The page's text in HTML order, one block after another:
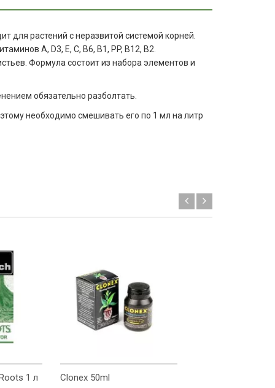
для растений с неразвитой системой корней.
А, D3, E, C, B6, B1, PP, B12, B2.
Формула состоит из набора элементов и
обязательно разболтать.
необходимо смешивать его по 1 мл на литр
1 л Clonex 50ml